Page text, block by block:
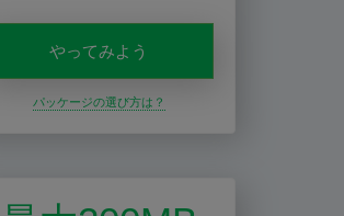
やってみよう
パッケージの選び方は？